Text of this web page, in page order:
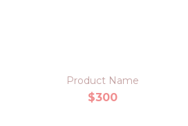
Product Name
$300